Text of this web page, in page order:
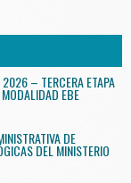
2026 – TERCERA ETAPA
EBE
DE
DEL MINISTERIO